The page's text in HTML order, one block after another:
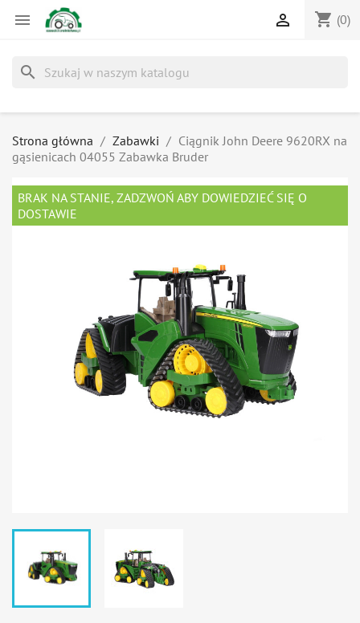
 shopping_cart (0)

search
Strona główna Zabawki
Ciągnik John Deere 9620RX na
gąsienicach 04055 Zabawka Bruder
BRAK NA STANIE, ZADZWOŃ ABY DOWIEDZIEĆ SIĘ O
DOSTAWIE